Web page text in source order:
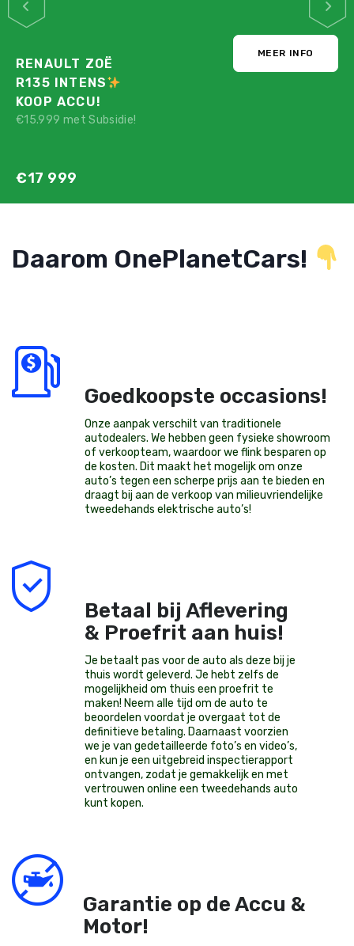
PEUGEOT E-208
GT PACK
STRAKBLAUW!
Nu maar voor:
€12 780
MEER INFO
Daarom OnePlanetCars!
Goedkoopste occasions!
Onze aanpak verschilt van traditionele
autodealers. We hebben geen fysieke showroom
of verkoopteam, waardoor we flink besparen op
de kosten. Dit maakt het mogelijk om onze
auto’s tegen een scherpe prijs aan te bieden en
draagt bij aan de verkoop van milieuvriendelijke
tweedehands elektrische auto’s!
Betaal bij Aflevering
& Proefrit aan huis!
Je betaalt pas voor de auto als deze bij je
thuis wordt geleverd. Je hebt zelfs de
mogelijkheid om thuis een proefrit te
maken! Neem alle tijd om de auto te
beoordelen voordat je overgaat tot de
definitieve betaling. Daarnaast voorzien
we je van gedetailleerde foto’s en video’s,
en kun je een uitgebreid inspectierapport
ontvangen, zodat je gemakkelijk en met
vertrouwen online een tweedehands auto
kunt kopen.
Garantie op de Accu &
Motor!